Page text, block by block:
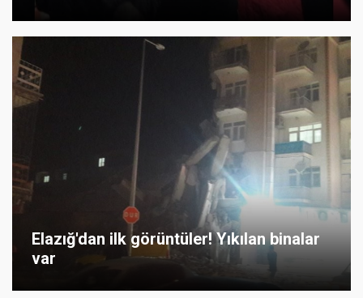
Elazığ'dan ilk görüntüler! Yıkılan binalar
var